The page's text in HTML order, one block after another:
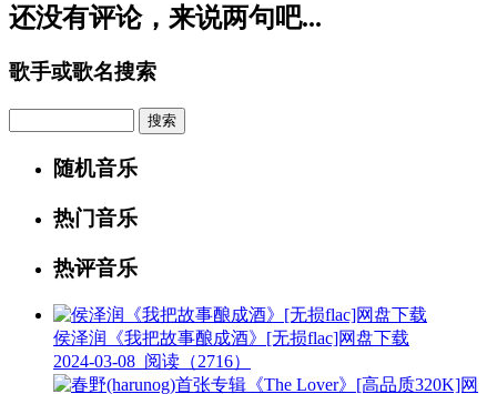
还没有评论，来说两句吧...
歌手或歌名搜索
随机音乐
热门音乐
热评音乐
侯泽润《我把故事酿成酒》[无损flac]网盘下载
2024-03-08 阅读（2716）